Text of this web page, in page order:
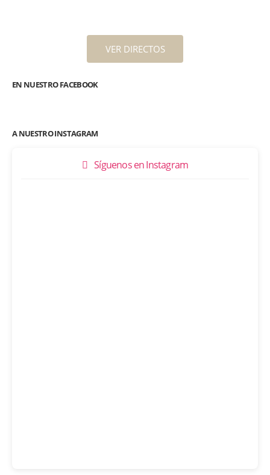
VER DIRECTOS
EN NUESTRO FACEBOOK
A NUESTRO INSTAGRAM
Síguenos en Instagram